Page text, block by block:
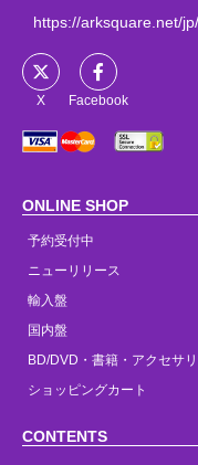
https://arksquare.net/jp/
X Facebook
ONLINE SHOP
予約受付中
ニューリリース
輸入盤
国内盤
BD/DVD・書籍・アクセサ
ショッピングカート
CONTENTS